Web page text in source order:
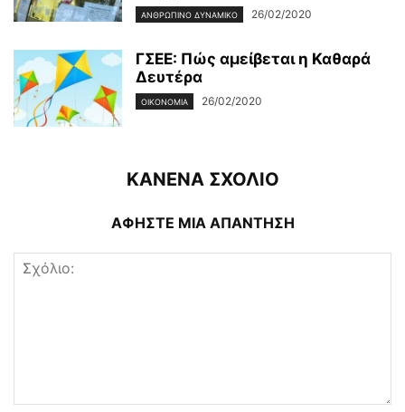
ΑΝΘΡΏΠΙΝΟ ΔΥΝΑΜΙΚΌ 26/02/2020
ΓΣΕΕ: Πώς αμείβεται η Καθαρά
Δευτέρα
ΟΙΚΟΝΟΜΊΑ 26/02/2020
ΚΑΝΕΝΑ ΣΧΟΛΙΟ
ΑΦΗΣΤΕ ΜΙΑ ΑΠΑΝΤΗΣΗ